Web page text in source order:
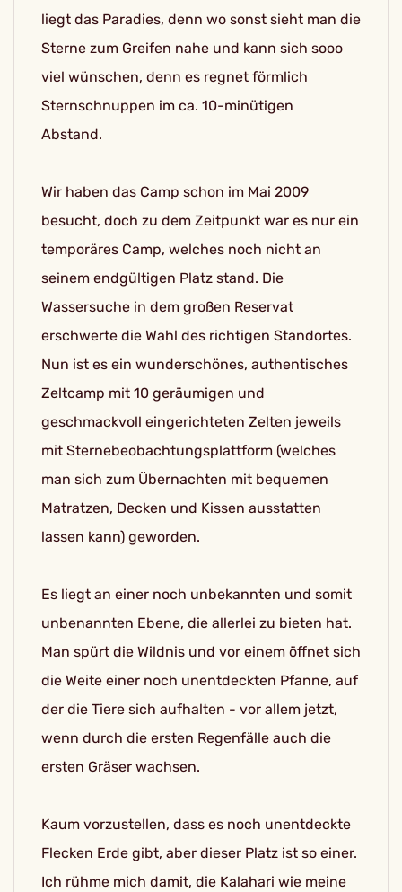
liegt das Paradies, denn wo sonst sieht man die
Sterne zum Greifen nahe und kann sich sooo
viel wünschen, denn es regnet förmlich
Sternschnuppen im ca. 10-minütigen
Abstand.
Wir haben das Camp schon im Mai 2009
besucht, doch zu dem Zeitpunkt war es nur ein
temporäres Camp, welches noch nicht an
seinem endgültigen Platz stand. Die
Wassersuche in dem großen Reservat
erschwerte die Wahl des richtigen Standortes.
Nun ist es ein wunderschönes, authentisches
Zeltcamp mit 10 geräumigen und
geschmackvoll eingerichteten Zelten jeweils
mit Sternebeobachtungsplattform (welches
man sich zum Übernachten mit bequemen
Matratzen, Decken und Kissen ausstatten
lassen kann) geworden.
Es liegt an einer noch unbekannten und somit
unbenannten Ebene, die allerlei zu bieten hat.
Man spürt die Wildnis und vor einem öffnet sich
die Weite einer noch unentdeckten Pfanne, auf
der die Tiere sich aufhalten - vor allem jetzt,
wenn durch die ersten Regenfälle auch die
ersten Gräser wachsen.
Kaum vorzustellen, dass es noch unentdeckte
Flecken Erde gibt, aber dieser Platz ist so einer.
Ich rühme mich damit, die Kalahari wie meine